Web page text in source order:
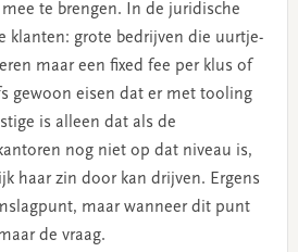
te brengen. In de juridische
klanten: grote bedrijven die uurtje-
maar een fixed fee per klus of
gewoon eisen dat er met tooling
is alleen dat als de
nog niet op dat niveau is,
haar zin door kan drijven. Ergens
maar wanneer dit punt
de vraag.